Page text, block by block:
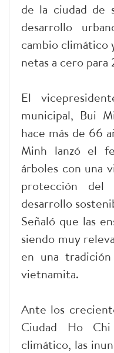
de la ciudad de
desarrollo
cambio climático
netas a cero para
El
municipal, Bui
hace más de 66
Minh lanzó el
árboles con una
protección
desarrollo
Señaló que las
siendo muy
en una
vietnamita.
Ante los
Ciudad Ho
climático, las